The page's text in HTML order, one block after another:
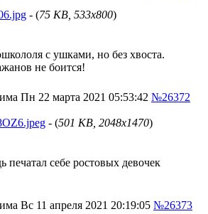
- (75 KB, 533x800)
с ушками, но без хвоста.
не боится!
Пн 22 марта 2021 05:53:42 №26372
- (501 KB, 2048x1470)
печатал себе ростовых девочек
Вс 11 апреля 2021 20:19:05 №26373